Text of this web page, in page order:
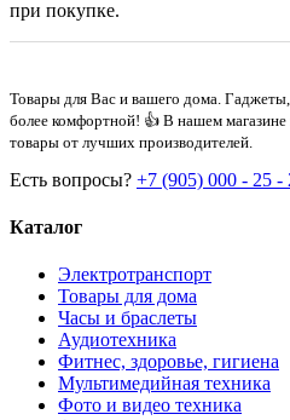
при покупке.
Товары для Вас и вашего дома.
более комфортной! 👍 В нашем
товары от лучших производителей.
Есть вопросы? +7 (905) 000 - 25 -
Каталог
Электротранспорт
Товары для дома
Часы и браслеты
Аудиотехника
Фитнес, здоровье, гигиена
Мультимедийная техника
Фото и видео техника